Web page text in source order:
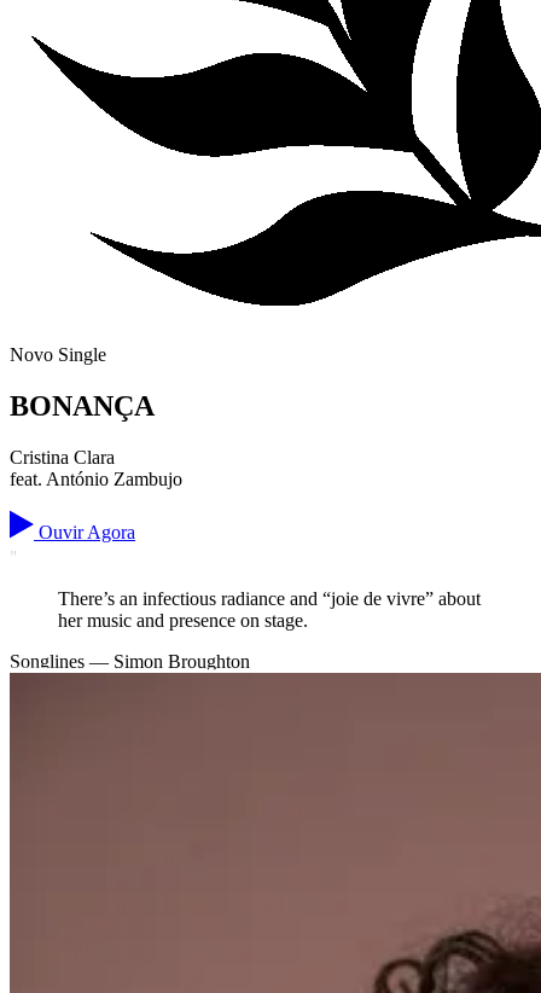
Novo Single
BONANÇA
Cristina Clara
feat. António Zambujo
Ouvir Agora
"
There’s an infectious radiance and “joie de vivre” about
her music and presence on stage.
Songlines — Simon Broughton